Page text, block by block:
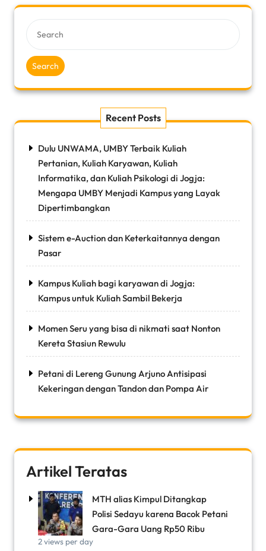
Search
Recent Posts
Dulu UNWAMA, UMBY Terbaik Kuliah
Pertanian, Kuliah Karyawan, Kuliah
Informatika, dan Kuliah Psikologi di Jogja:
Mengapa UMBY Menjadi Kampus yang Layak
Dipertimbangkan
Sistem e-Auction dan Keterkaitannya dengan
Pasar
Kampus Kuliah bagi karyawan di Jogja:
Kampus untuk Kuliah Sambil Bekerja
Momen Seru yang bisa di nikmati saat Nonton
Kereta Stasiun Rewulu
Petani di Lereng Gunung Arjuno Antisipasi
Kekeringan dengan Tandon dan Pompa Air
Artikel Teratas
MTH alias Kimpul Ditangkap
Polisi Sedayu karena Bacok Petani
Gara-Gara Uang Rp50 Ribu
2 views per day